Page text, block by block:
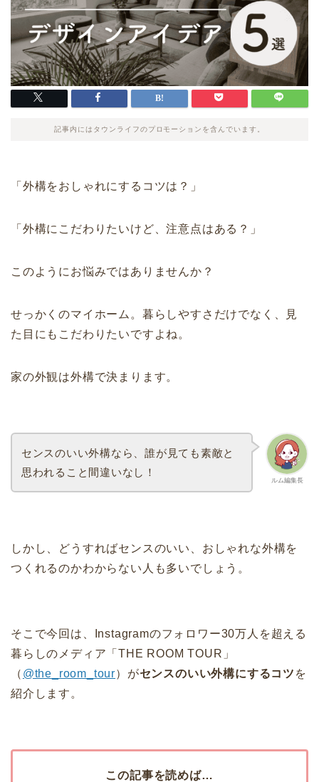
記事内にはタウンライフのプロモーションを含んでいます。
「外構をおしゃれにするコツは？」
「外構にこだわりたいけど、注意点はある？」
このようにお悩みではありませんか？
せっかくのマイホーム。暮らしやすさだけでなく、見
た目にもこだわりたいですよね。
家の外観は外構で決まります。
ルム編集長
センスのいい外構なら、誰が見ても素敵と
思われること間違いなし！
しかし、どうすればセンスのいい、おしゃれな外構を
つくれるのかわからない人も多いでしょう。
そこで今回は、Instagramのフォロワー30万人を超える
暮らしのメディア「THE ROOM TOUR」
（ @the_room_tour）がセンスのいい外構にするコツ を
紹介します。
この記事を読めば…